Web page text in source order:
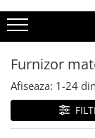
GLAZURI,
USTENSILE SI
PASTA DE ZAHAR
AMBALAJE
DIVERSE
FRISCA, UNT,
Furnizor
Afiseaza: 1-24 din